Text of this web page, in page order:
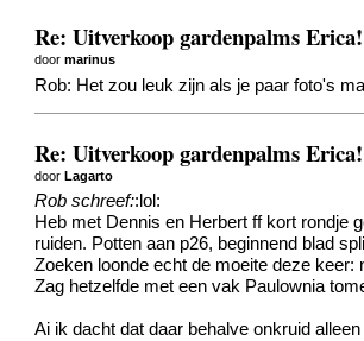
Re: Uitverkoop gardenpalms Erica!
doormarinus
Rob: Het zou leuk zijn als je paar foto's
Re: Uitverkoop gardenpalms Erica!
doorLagarto
Rob schreef::lol:
Heb met Dennis en Herbert ff kort rondje
ruiden. Potten aan p26, beginnend blad
Zoeken loonde echt de moeite deze
Zag hetzelfde met een vak Paulownia
Ai ik dacht dat daar behalve onkruid